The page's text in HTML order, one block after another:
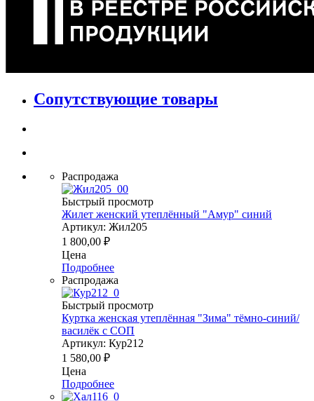
Сопутствующие товары
Распродажа
Быстрый просмотр
Жилет женский утеплённый "Амур" синий
Артикул: Жил205
1 800,00 ₽
Цена
Подробнее
Распродажа
Быстрый просмотр
Куртка женская утеплённая "Зима" тёмно-синий/
василёк с СОП
Артикул: Кур212
1 580,00 ₽
Цена
Подробнее